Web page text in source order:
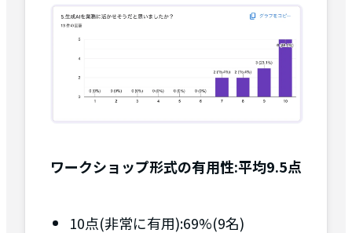
ワークショップ形式の有用性:平均9.5点
10点(非常に有用):69%(9名)